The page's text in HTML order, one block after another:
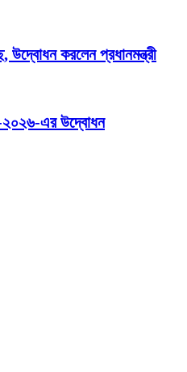
উদ্বোধন করলেন প্রধানমন্ত্রী
২০২৬-এর উদ্বোধন